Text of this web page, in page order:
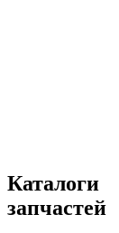
Каталоги
запчастей